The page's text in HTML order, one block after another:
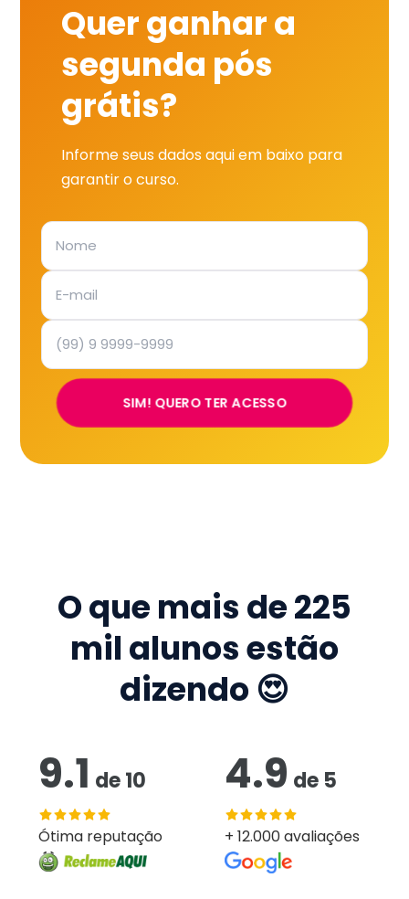
Quer ganhar a
segunda pós
grátis?
Informe seus dados aqui em baixo para
garantir o curso.
SIM! QUERO TER ACESSO
O que mais de225
mil alunos estão
dizendo 😍
9.1 de10
Ótima reputação
4.9 de 5
+ 12.000 avaliações